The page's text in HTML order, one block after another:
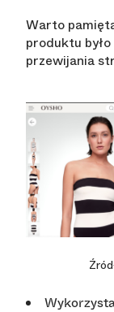
Warto
produktu
przewijania